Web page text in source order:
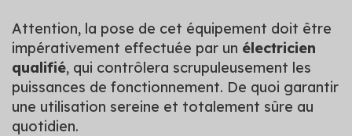
Attention, la pose de cet équipement doit être
impérativement effectuée par un électricien
qualifié, qui contrôlera scrupuleusement les
puissances de fonctionnement. De quoi garantir
une utilisation sereine et totalement sûre au
quotidien.